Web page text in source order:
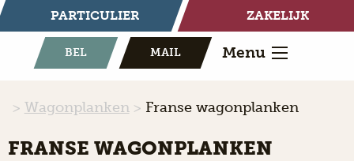
PARTICULIER ZAKELIJK
BEL MAIL Menu
Wagonplanken Franse wagonplanken
FRANSE WAGONPLANKEN